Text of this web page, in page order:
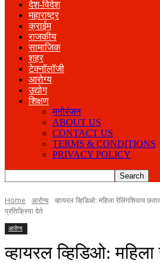
देश-विदेश
महाराष्ट्र
क्राईम
राजकीय
सामाजिक
शहर
टेक्नॉलॉजी
आरोग्य
उद्योग
शिक्षण
मनोरंजन
ABOUT US
CONTACT US
TERMS & CONDITIONS
PRIVACY POLICY
Home आरोग्य व्हायरल व्हिडिओ: महिला रेलिंगशिवाय
प्रतिक्रिया देते
आरोग्य
व्हायरल व्हिडिओ: महिला